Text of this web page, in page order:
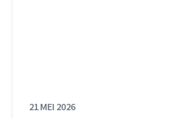
21 MEI 2026